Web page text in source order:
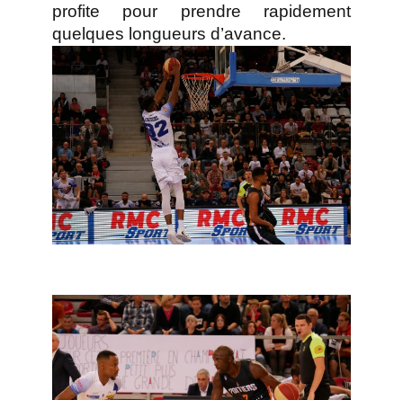
profite pour prendre rapidement
quelques longueurs d’avance.